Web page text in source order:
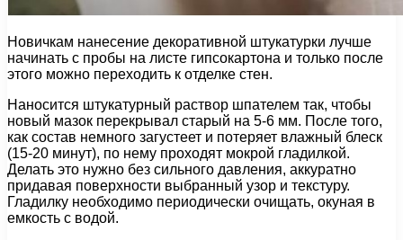
Новичкам нанесение декоративной штукатурки лучше
начинать с пробы на листе гипсокартона и только после
этого можно переходить к отделке стен.
Наносится штукатурный раствор шпателем так, чтобы
новый мазок перекрывал старый на 5-6 мм. После того,
как состав немного загустеет и потеряет влажный блеск
(15-20 минут), по нему проходят мокрой гладилкой.
Делать это нужно без сильного давления, аккуратно
придавая поверхности выбранный узор и текстуру.
Гладилку необходимо периодически очищать, окуная в
емкость с водой.